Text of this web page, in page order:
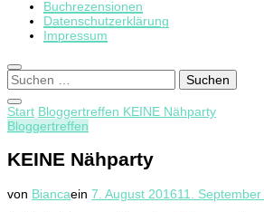
Buchrezensionen
Datenschutzerklärung
Impressum
Suchen
nach:
Start Bloggertreffen KEINE Nähparty
Bloggertreffen
KEINE Nähparty
von Biancaein 7. August 201611.